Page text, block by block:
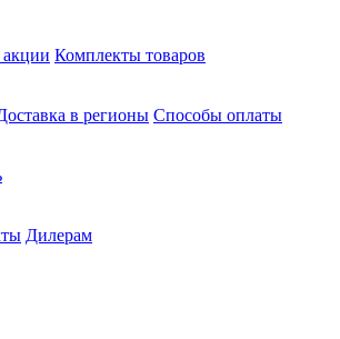
Комплекты товаров
в регионы Способы оплаты
Дилерам